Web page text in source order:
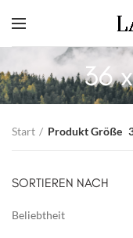
36
Start Produkt Größe
SORTIEREN NACH
Beliebtheit